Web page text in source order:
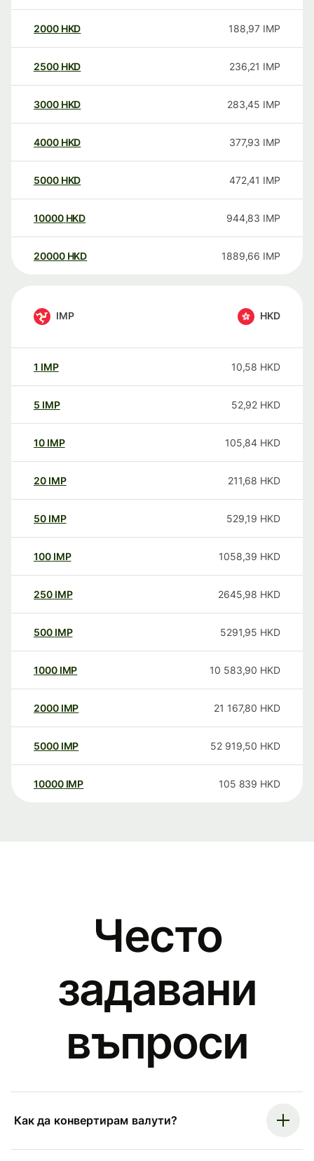
2000 HKD 188,97 IMP
2500 HKD 236,21 IMP
3000 HKD 283,45 IMP
4000 HKD 377,93 IMP
5000 HKD 472,41 IMP
10000 HKD 944,83 IMP
20000 HKD 1889,66 IMP
IMP HKD
1 IMP 10,58 HKD
5 IMP 52,92 HKD
10 IMP 105,84 HKD
20 IMP 211,68 HKD
50 IMP 529,19 HKD
100 IMP 1058,39 HKD
250 IMP 2645,98 HKD
500 IMP 5291,95 HKD
1000 IMP 10 583,90 HKD
2000 IMP 21 167,80 HKD
5000 IMP 52 919,50 HKD
10000 IMP 105 839 HKD
Често
задавани
въпроси
Как да конвертирам валути?